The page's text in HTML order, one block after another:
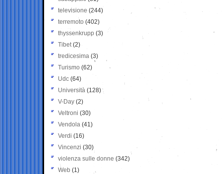
televisione(244)
terremoto (402)
thyssenkrupp (3)
Tibet(2)
tredicesima (3)
Turismo (62)
Udc (64)
Università (128)
V-Day (2)
Veltroni (30)
Vendola (41)
Verdi (16)
Vincenzi (30)
violenza sulle donne (342)
Web (1)